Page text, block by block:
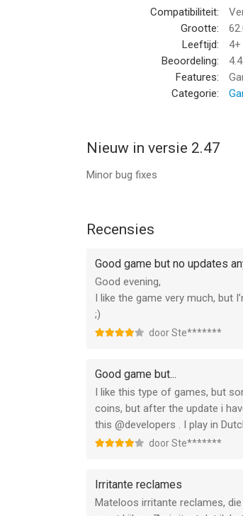
bevonden voor gebruikers met
Informatie voor PixWords®is het
Compatibiliteit:
Grootte:
Leeftijd:
4+
Beoordeling:
4.4
Features:
Categorie:
Nieuw in versie 2.47
Minor bug fixes
Recensies
Good game but no updates
Good evening,
I like the game very much, but
;)
door Ste*******
Good game but...
I like this type of games, but
coins, but after the update i
this @developers . I play in
door Ste*******
Irritante reclames
Mateloos irritante reclames,